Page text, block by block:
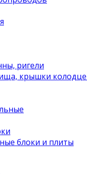
ригели
крышки
блоки и плиты